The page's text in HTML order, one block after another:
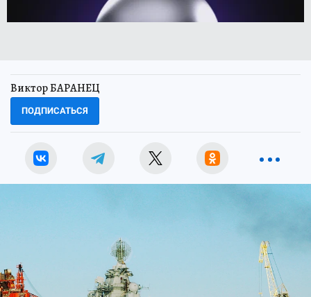
Виктор БАРАНЕЦ
ПОДПИСАТЬСЯ